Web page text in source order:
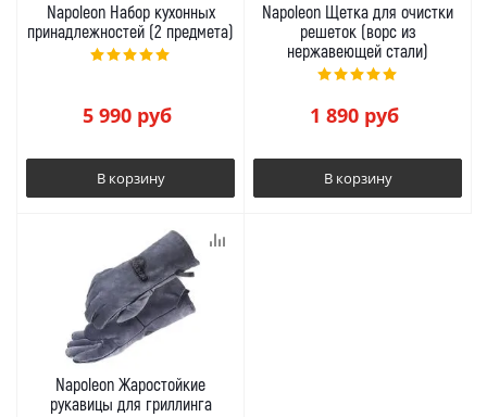
Napoleon Набор кухонных
принадлежностей (2 предмета)
5 990руб
В корзину
Napoleon Щетка для очистки
решеток (ворс из
нержавеющей стали)
1 890руб
В корзину
Napoleon Жаростойкие
рукавицы для гриллинга